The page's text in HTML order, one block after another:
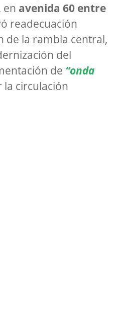
en avenida 60 entre
readecuación
de la rambla central,
del
de “onda
circulación